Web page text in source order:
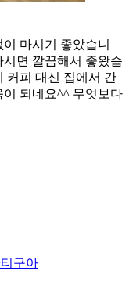
마시기 좋았습니
면 깔끔해서 좋왔습
커피 대신 집에서 간
이 되네요^^ 무엇보다
구아